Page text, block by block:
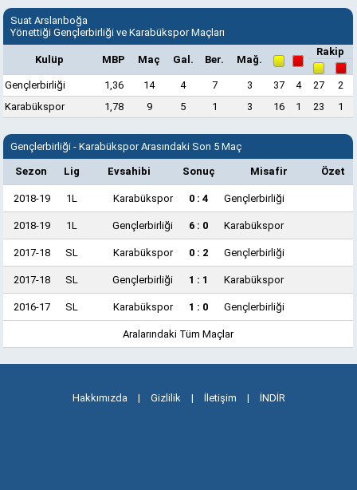
Suat Arslanboğa
Yönettiği Gençlerbirliği ve Karabükspor Maçları
Kulüp MBP Maç Gal. Ber. Mağ.
Rakip
Gençlerbirliği 1,36 14 4 7 3 37 4 27
2
Karabükspor
1,78 9 5 1 3 16 1 23 1
Gençlerbirliği - Karabükspor Arasındaki Son 5 Maç
Sezon Lig Evsahibi Sonuç Misafir Özet
2018-19 1L Karabükspor 0 : 4 Gençlerbirliği
2018-19 1L Gençlerbirliği 6 : 0 Karabükspor
2017-18 SL Karabükspor 0 : 2 Gençlerbirliği
2017-18 SL Gençlerbirliği 1 : 1 Karabükspor
2016-17 SL Karabükspor 1 : 0 Gençlerbirliği
Aralarındaki Tüm Maçlar
Hakkımızda | Gizlilik | İletişim | İNDİR